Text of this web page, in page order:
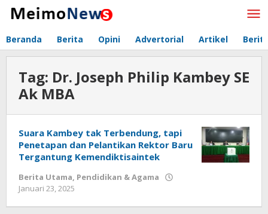
Lewati
Beranda Berita Opini Advertorial Artikel
Tag: Dr. Joseph Philip Kambey SE
Ak MBA
Suara Kambey tak Terbendung, tapi
Penetapan dan Pelantikan Rektor Baru
Tergantung Kemendiktisaintek
Berita Utama, Pendidikan & Agama
Januari 23, 2025